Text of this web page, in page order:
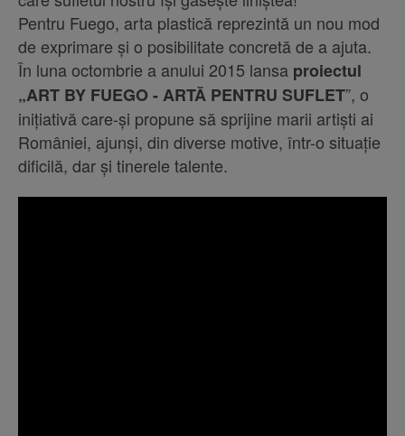
Pentru Fuego, arta plastică reprezintă un nou mod
de exprimare și o posibilitate concretă de a ajuta.
În luna octombrie a anului 2015 lansa proiectul
„ART BY FUEGO - ARTĂ PENTRU SUFLET”, o
inițiativă care-și propune să sprijine marii artiști ai
României, ajunși, din diverse motive, într-o situație
dificilă, dar și tinerele talente.